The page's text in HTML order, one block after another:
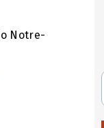
Notre-